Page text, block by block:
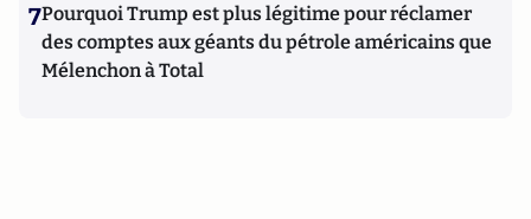
7Pourquoi Trump est plus légitime pour réclamer
des comptes aux géants du pétrole américains que
Mélenchon à Total